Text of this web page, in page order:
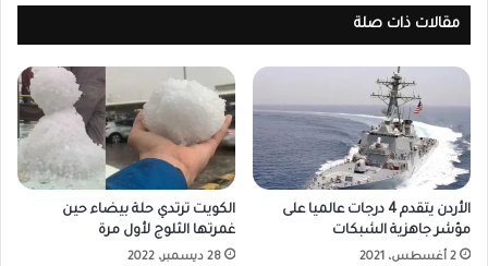
مقالات ذات صلة
الأردن يتقدم 4 درجات عالميا على
مؤشر جاهزية الشبكات
2 أغسطس، 2021
الكويت ترتدي حلة بيضاء حين
غمرتها الثلوج لأول مرة
28 ديسمبر، 2022